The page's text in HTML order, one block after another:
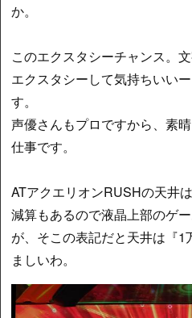
か。
このエクスタシーチャンス。
エクスタシーして気持ちいい
す。
声優さんもプロですから、素
仕事です。
ATアクエリオンRUSHの天井は
減算もあるので液晶上部のゲ
が、そこの表記だと天井は『
ましいわ。